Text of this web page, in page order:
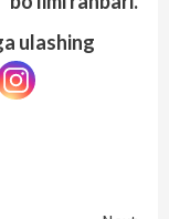
ulashing